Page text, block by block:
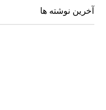
آخرین نوشته ها